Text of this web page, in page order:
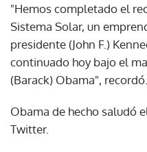
"Hemos completado el
Sistema Solar, un
presidente (John F.)
continuado hoy bajo el
(Barack) Obama", recordó.
Obama de hecho saludó
Twitter.